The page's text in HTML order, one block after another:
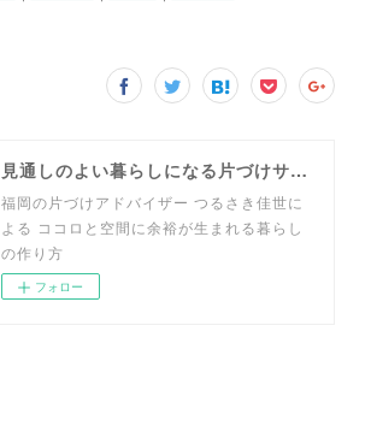
見通しのよい暮らしになる片づけサイト
福岡の片づけアドバイザー つるさき佳世に
よる ココロと空間に余裕が生まれる暮らし
の作り方
フォロー